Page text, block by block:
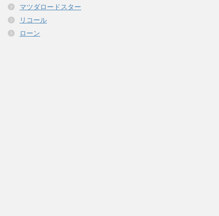
マツダロードスター
リコール
ローン